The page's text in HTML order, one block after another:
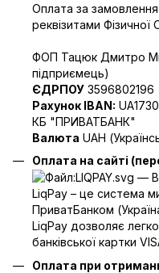
Оплата за замовлення
реквізитами
ФОП Тацюк Дмитро
пiдприємець)
ЄДРПОУ 3596802196
Рахунок IBAN:
КБ "ПРИВАТБАНК"
Валюта UAH
Оплата на сайті
LiqPay – це система
ПриватБанком
LiqPay дозволяє
банківської картки
Оплата при